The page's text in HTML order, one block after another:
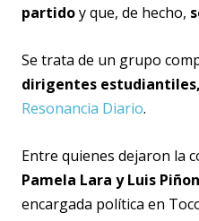
partidoy que, de hecho,
Se trata de un grupo
dirigentes
Resonancia Diario.
Entre quienes dejaron la
Pamela Lara y Luis
encargada política en